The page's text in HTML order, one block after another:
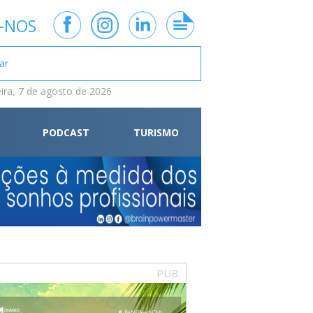
7 de agosto de 2026
PODCAST TURISMO
PUB